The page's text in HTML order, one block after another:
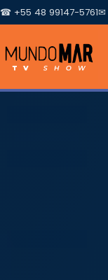
☎ +55 48 99147-5761✉